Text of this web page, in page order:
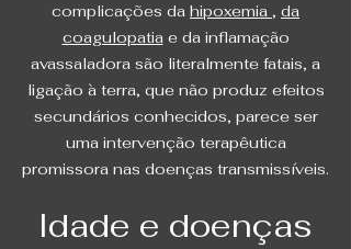
complicações da hipoxemia , da
coagulopatiae da inflamação
avassaladora são literalmente fatais, a
ligação à terra, que não produz efeitos
secundários conhecidos, parece ser
uma intervenção terapêutica
promissora nas doenças transmissíveis.
Idade e doenças